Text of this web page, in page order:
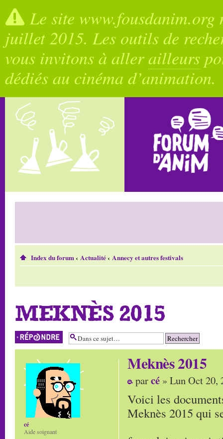
Le site
juillet 2015. Les outils de
vous invitons à allerailleurs
dédiés au cinéma d’animation.
Index du forum‹ Actualité‹ Annecy et autres festivals
MEKNÈS 2015
Répondre
Meknès 2015
parcé » Lun Oct 20,
Voici les
Meknès 2015 qui
cé
Aide soignant